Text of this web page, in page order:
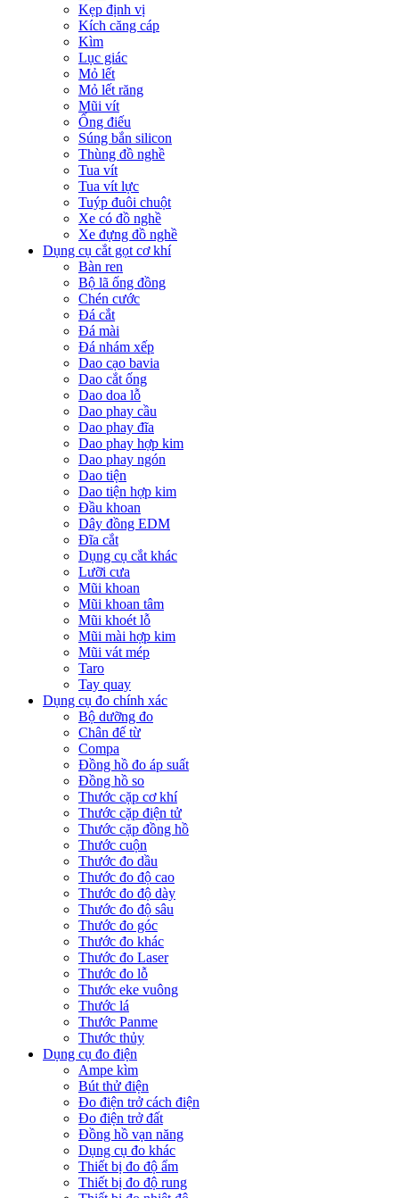
Kẹp định vị
Kích căng cáp
Kìm
Lục giác
Mỏ lết
Mỏ lết răng
Mũi vít
Ống điếu
Súng bắn silicon
Thùng đồ nghề
Tua vít
Tua vít lực
Tuýp đuôi chuột
Xe có đồ nghề
Xe đựng đồ nghề
Dụng cụ cắt gọt cơ khí
Bàn ren
Bộ lã ống đồng
Chén cước
Đá cắt
Đá mài
Đá nhám xếp
Dao cạo bavia
Dao cắt ống
Dao doa lỗ
Dao phay cầu
Dao phay đĩa
Dao phay hợp kim
Dao phay ngón
Dao tiện
Dao tiện hợp kim
Đầu khoan
Dây đồng EDM
Đĩa cắt
Dụng cụ cắt khác
Lưỡi cưa
Mũi khoan
Mũi khoan tâm
Mũi khoét lỗ
Mũi mài hợp kim
Mũi vát mép
Taro
Tay quay
Dụng cụ đo chính xác
Bộ dưỡng đo
Chân đế từ
Compa
Đồng hồ đo áp suất
Đồng hồ so
Thước cặp cơ khí
Thước cặp điện tử
Thước cặp đồng hồ
Thước cuộn
Thước đo dầu
Thước đo độ cao
Thước đo độ dày
Thước đo độ sâu
Thước đo góc
Thước đo khác
Thước đo Laser
Thước đo lỗ
Thước eke vuông
Thước lá
Thước Panme
Thước thủy
Dụng cụ đo điện
Ampe kìm
Bút thử điện
Đo điện trở cách điện
Đo điện trở đất
Đồng hồ vạn năng
Dụng cụ đo khác
Thiết bị đo độ ẩm
Thiết bị đo độ rung